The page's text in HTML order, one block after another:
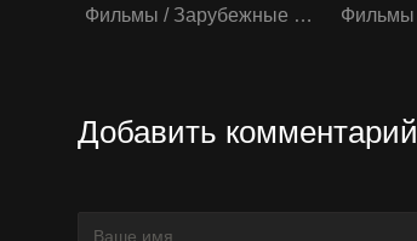
Фильмы / Зарубежные фильмы
Добавить комментарий